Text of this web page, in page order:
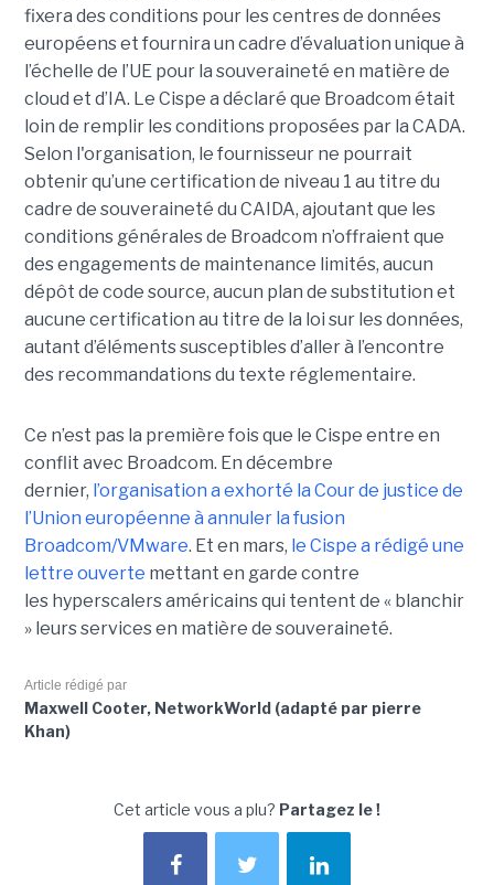
fixera des conditions pour les centres de données
européens et fournira un cadre d’évaluation unique à
l’échelle de l’UE pour la souveraineté en matière de
cloud et d’IA. Le Cispe a déclaré que Broadcom était
loin de remplir les conditions proposées par la CADA.
Selon l'organisation, le fournisseur ne pourrait
obtenir qu’une certification de niveau 1 au titre du
cadre de souveraineté du CAIDA, ajoutant que les
conditions générales de Broadcom n’offraient que
des engagements de maintenance limités, aucun
dépôt de code source, aucun plan de substitution et
aucune certification au titre de la loi sur les données,
autant d’éléments susceptibles d’aller à l’encontre
des recommandations du texte réglementaire.
Ce n’est pas la première fois que le Cispe entre en
conflit avec Broadcom. En décembre
dernier, l’organisation a exhorté la Cour de justice de
l’Union européenne à annuler la fusion
Broadcom/VMware. Et en mars, le Cispe a rédigé une
lettre ouverte mettant en garde contre
les hyperscalers américains qui tentent de « blanchir
» leurs services en matière de souveraineté.
Article rédigé par
Maxwell Cooter, NetworkWorld (adapté par pierre
Khan)
Cet article vous a plu? Partagez le !